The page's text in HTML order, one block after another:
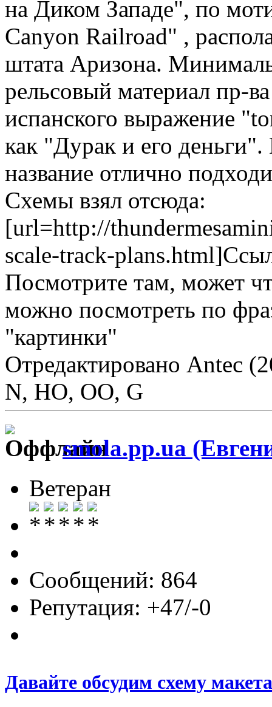
на Диком Западе", по
Canyon Railroad" ,
штата Аризона.
рельсовый материал пр-
испанского выражение
как "Дурак и его
название отлично
Схемы взял отсюда:
[url=http://
scale-track-
Посмотрите там, может
можно посмотреть по
"картинки"
Отредактировано Antec
N, HO, OO, G
smola.pp.ua
Ветеран
Сообщений: 864
Репутация: +47/-0
Давайте обсудим схему макета